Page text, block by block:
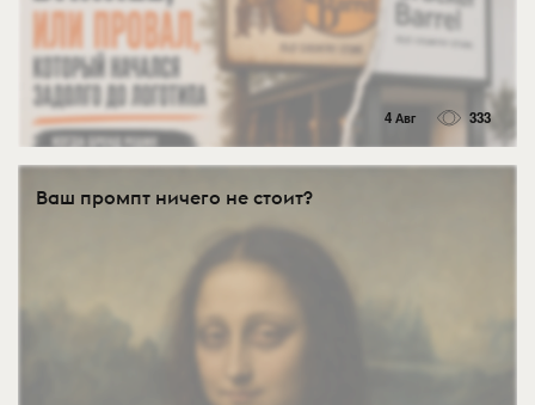
4 Авг 333
Ваш промпт ничего не стоит?